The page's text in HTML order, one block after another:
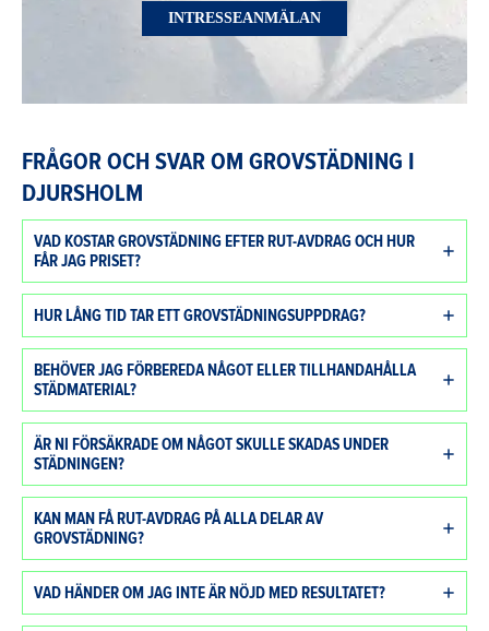
INTRESSEANMÄLAN
FRÅGOR OCH SVAR OM GROVSTÄDNING I
DJURSHOLM
VAD KOSTAR GROVSTÄDNING EFTER RUT-AVDRAG OCH HUR
FÅR JAG PRISET?
HUR LÅNG TID TAR ETT GROVSTÄDNINGSUPPDRAG?
BEHÖVER JAG FÖRBEREDA NÅGOT ELLER TILLHANDAHÅLLA
STÄDMATERIAL?
ÄR NI FÖRSÄKRADE OM NÅGOT SKULLE SKADAS UNDER
STÄDNINGEN?
KAN MAN FÅ RUT-AVDRAG PÅ ALLA DELAR AV
GROVSTÄDNING?
VAD HÄNDER OM JAG INTE ÄR NÖJD MED RESULTATET?